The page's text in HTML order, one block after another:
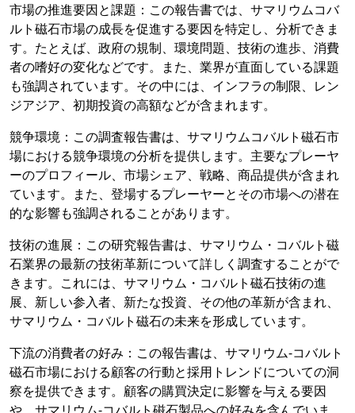
市場の推進要因と課題：この報告書では、サマリウムコバ
ルト磁石市場の成長を促進する要因を特定し、分析できま
す。たとえば、政府の規制、環境問題、技術の進歩、消費
者の嗜好の変化などです。また、業界が直面している課題
も強調されています。その中には、インフラの制限、レン
ジアジア、初期投資の高額などが含まれます。
競争環境：この調査報告書は、サマリウムコバルト磁石市
場における競争環境の分析を提供します。主要なプレーヤ
ーのプロフィール、市場シェア、戦略、商品提供が含まれ
ています。また、登場するプレーヤーとその市場への潜在
的な影響も強調されることがあります。
技術の進展：この研究報告書は、サマリウム・コバルト磁
石業界の最新の技術革新について詳しく調査することがで
きます。これには、サマリウム・コバルト磁石技術の進
展、新しい参入者、新たな投資、その他の革新が含まれ、
サマリウム・コバルト磁石の未来を形成しています。
下流の消費者の好み：この報告書は、サマリウム-コバルト
磁石市場における顧客の行動と採用トレンドについての洞
察を提供できます。顧客の購買決定に影響を与える要因